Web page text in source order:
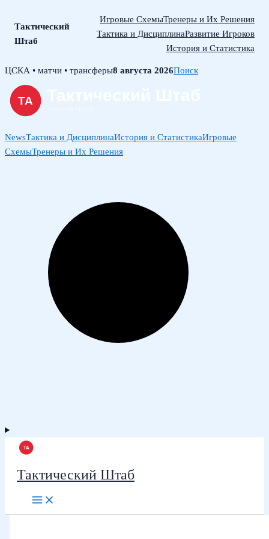
Тактический
Штаб
Игровые СхемыТренеры и Их Решения
Тактика и ДисциплинаРазвитие Игроков
История и Статистика
Skip
content
ЦСКА • матчи • трансферы8 августа 2026Поиск
NewsТактика и ДисциплинаИстория и СтатистикаИгровые
СхемыТренеры и Их Решения
Тактический Штаб